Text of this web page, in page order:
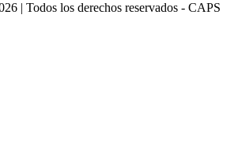
| Todos los derechos reservados - CAPS